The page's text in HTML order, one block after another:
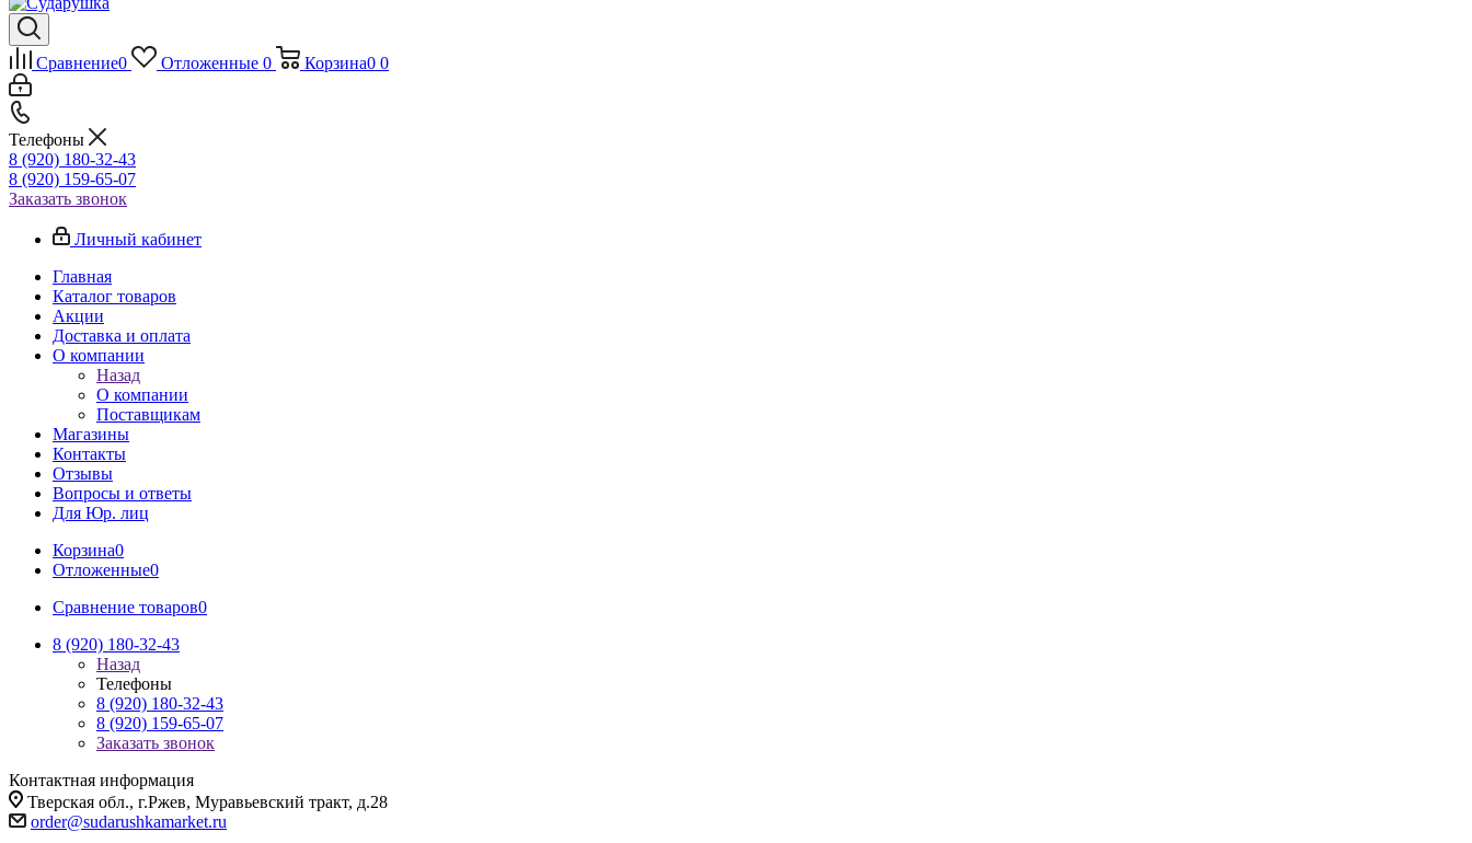
Сравнение0 Отложенные 0 Корзина0 0
Телефоны
8 (920) 180-32-43
8 (920) 159-65-07
Заказать звонок
Личный кабинет
Главная
Каталог товаров
Акции
Доставка и оплата
О компании
Назад
О компании
Поставщикам
Магазины
Контакты
Отзывы
Вопросы и ответы
Для Юр. лиц
Корзина0
Отложенные0
Сравнение товаров0
8 (920) 180-32-43
Назад
Телефоны
8 (920) 180-32-43
8 (920) 159-65-07
Заказать звонок
Контактная информация
Тверская обл., г.Ржев, Муравьевский тракт, д.28
order@sudarushkamarket.ru